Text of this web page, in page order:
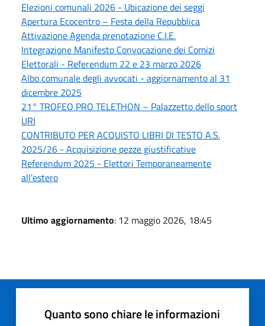
Elezioni comunali 2026 - Ubicazione dei seggi
Apertura Ecocentro – Festa della Repubblica
Attivazione Agenda prenotazione C.I.E.
Integrazione Manifesto Convocazione dei Comizi
Elettorali - Referendum 22 e 23 marzo 2026
Albo comunale degli avvocati - aggiornamento al 31
dicembre 2025
21° TROFEO PRO TELETHON – Palazzetto dello sport
URI
CONTRIBUTO PER ACQUISTO LIBRI DI TESTO A.S.
2025/26 - Acquisizione pezze giustificative
Referendum 2025 - Elettori Temporaneamente
all'estero
Ultimo aggiornamento: 12 maggio 2026, 18:45
Quanto sono chiare le informazioni